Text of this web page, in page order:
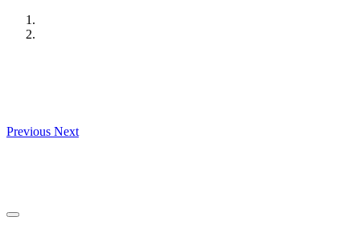
Skip
Previous Next